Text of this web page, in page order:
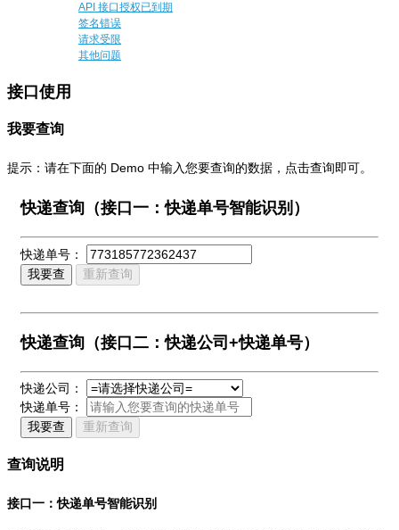
API 接口授权已到期
签名错误
请求受限
其他问题
接口使用
我要查询
提示：请在下面的 Demo 中输入您要查询的数据，点击查询即可。
快递查询（接口一：快递单号智能识别）
快递单号：
我要查
重新查询
快递查询（接口二：快递公司+快递单号）
快递公司：
快递单号：
我要查
重新查询
查询说明
接口一：快递单号智能识别